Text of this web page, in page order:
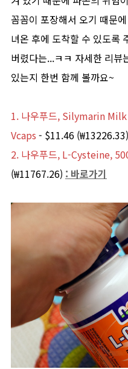
꼼꼼이 포장해서 오기 때문
녀온 후에 도착할 수 있도록
버렸다는...ㅋㅋ 자세한 리뷰
있는지 한번 함께 볼까요~
1. 나우푸드, Silymarin
Vcaps - $11.46 (₩13226.33)
2. 나우푸드, L-Cysteine,
(₩11767.26) : 바로가기